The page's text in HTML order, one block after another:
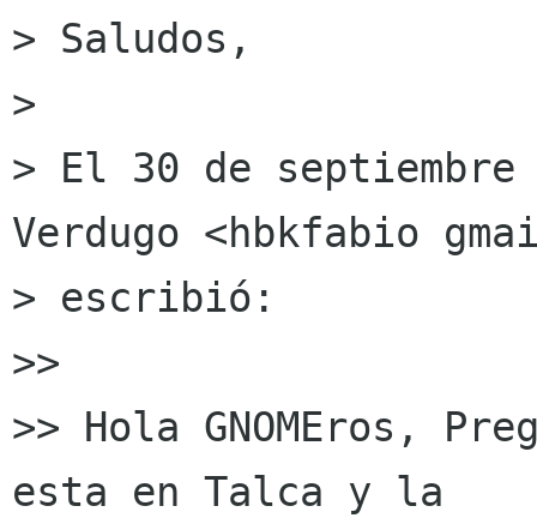
> Saludos,
>
> El 30 de septiembre
Verdugo <hbkfabio
> escribió:
>>
>> Hola GNOMEros,
esta en Talca y la